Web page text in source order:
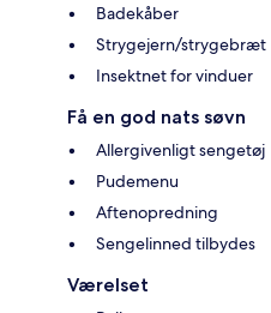
Badekåber
Strygejern/strygebræt
Insektnet for vinduer
Få en god nats søvn
Allergivenligt sengetøj
Pudemenu
Aftenopredning
Sengelinned tilbydes
Værelset